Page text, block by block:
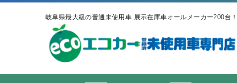
岐阜県最大級の普通未使用車 展示在庫車オールメーカー200台！